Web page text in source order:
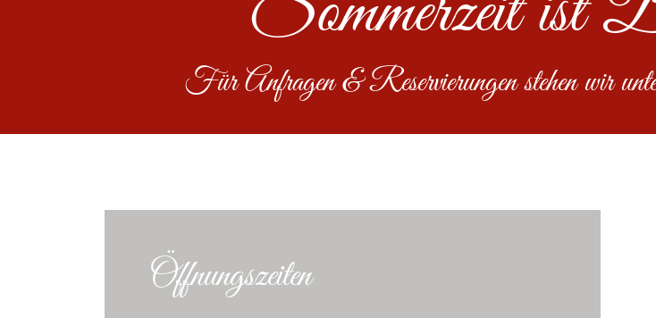
Für Anfragen & Reservierungen stehen wir
Öffnungszeiten